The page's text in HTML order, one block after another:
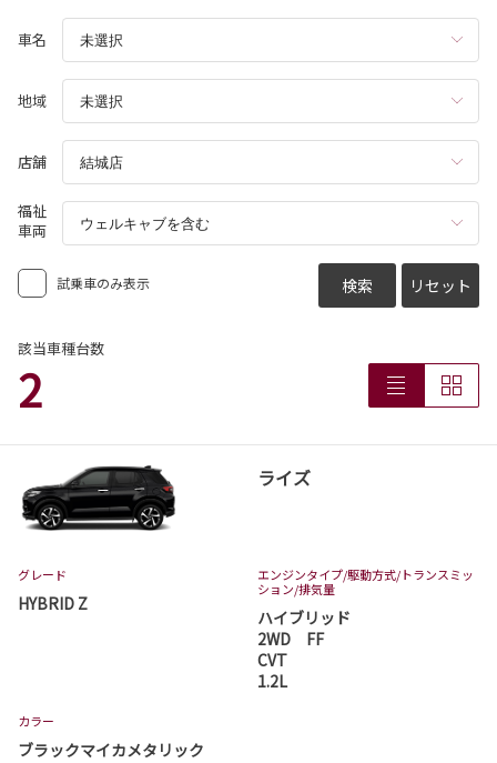
2026-07-29
コースター 一部改良
コースターが一部改良となりました。
コースターは茨城トヨタから。
詳しくはこちら
カローラスポーツ 一部改良
カローラスポーツが一部改良となりました。
カローラスポーツは茨城トヨタから。
2026-07-06
アクアが一部改良となりました。
2026-07-01
ハイランダー 発売
車名
地域
店舗
福祉
車両
試乗車のみ表示 検索 リセット
該当車種台数
2
ライズ
グレード
HYBRID Z
エンジンタイプ/駆動方式/トランスミッ
ション/排気量
ハイブリッド
2WD FF
CVT
1.2L
カラー
ブラックマイカメタリック